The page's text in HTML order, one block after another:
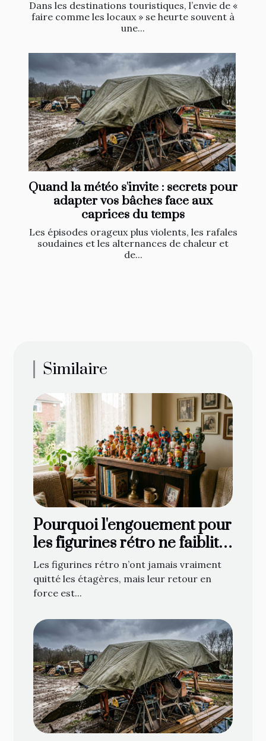
Dans les destinations touristiques, l’envie de «
faire comme les locaux » se heurte souvent à
une...
Quand la météo s'invite : secrets pour
adapter vos bâches face aux
caprices du temps
Les épisodes orageux plus violents, les rafales
soudaines et les alternances de chaleur et
de...
Similaire
Pourquoi l'engouement pour
les figurines rétro ne faiblit
jamais
Les figurines rétro n’ont jamais vraiment
quitté les étagères, mais leur retour en
force est...